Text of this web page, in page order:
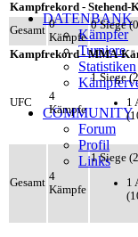
DATENBANK
Kämpfer
Turniere
Statistiken
COMMUNITY
Forum
Profil
Links
Kampfrekord - Stehend-
Gesamt 0
Kämpfe
0 Siege
Kampfrekord - MMA-
UFC
4
Kämpfe
1 Siege
1
Gesamt 4
Kämpfe
1 Siege
1